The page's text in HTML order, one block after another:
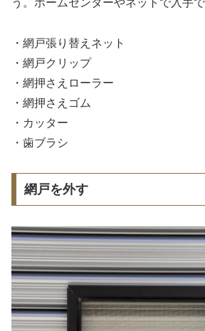
・網戸張り替えネット
・網戸クリップ
・網押さえローラー
・網押さえゴム
・カッター
・歯ブラシ
網戸を外す